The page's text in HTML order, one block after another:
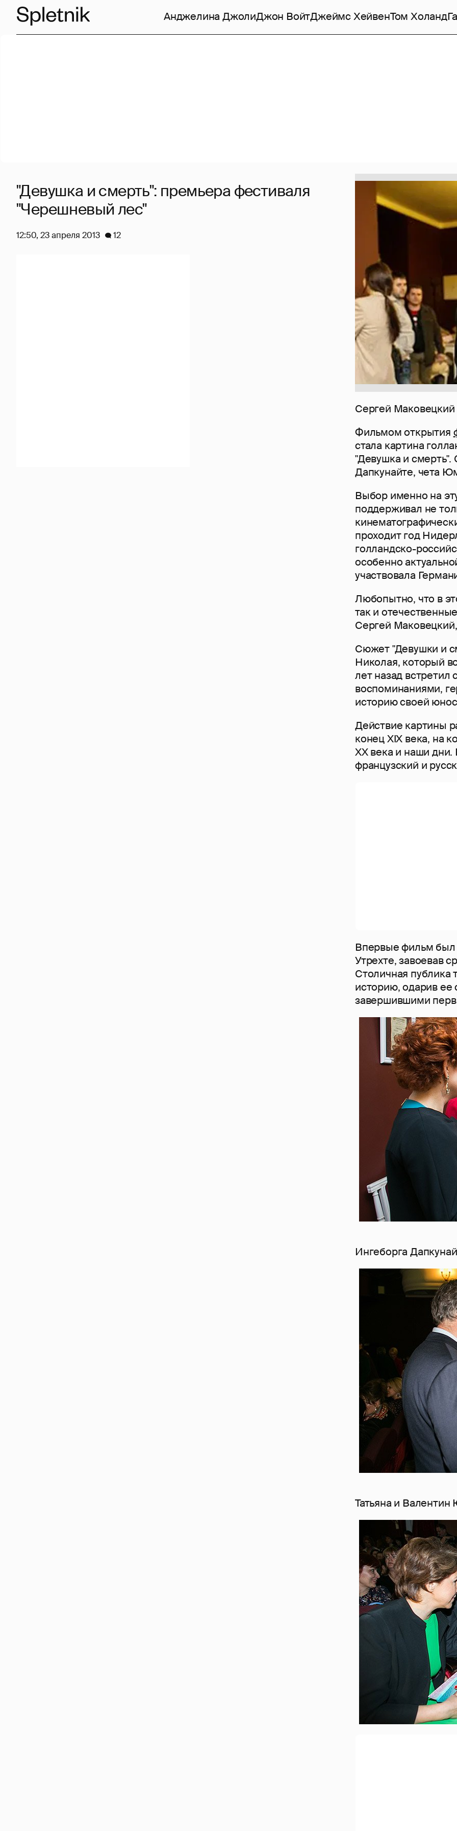
Анджелина ДжолиДжон ВойтДжеймс ХейвенТом Холанд
Сергей Маковецкий
Фильмом открытия
стала картина
"Девушка и смерть".
Дапкунайте, чета
Выбор именно на
поддерживал не
проходит год
голландско-
особенно
участвовала
Любопытно, что в
так и
Сергей
Сюжет "Девушки и
Николая, который
лет назад
воспоминаниями,
историю своей
Действие картины
конец XIX века, на
XX века и наши дни.
французский и
Впервые фильм был
Утрехте, завоевав
Столичная публика
историю, одарив ее
завершившими
Ингеборга
Татьяна и
"Девушка и смерть": премьера фестиваля
"Черешневый лес"
12:50, 23 апреля 2013 12